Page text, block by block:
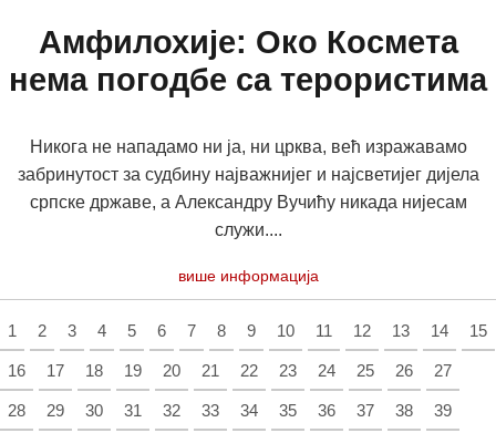
Амфилохије: Око Космета
нема погодбе са терористима
Никога не нападамо ни ја, ни црква, већ изражавамо
забринутост за судбину најважнијег и најсветијег дијела
српске државе, а Александру Вучићу никада нијесам
служи....
више информација
1 2 3 4 5 6 7 8 9 10 11 12 13 14 15
16 17 18 19 20 21 22 23 24 25 26 27
28 29 30 31 32 33 34 35 36 37 38 39